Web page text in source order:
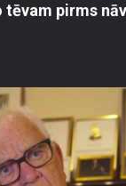
tēvam pirms